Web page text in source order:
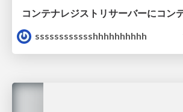
sssssssssssshhhhhhhhhh